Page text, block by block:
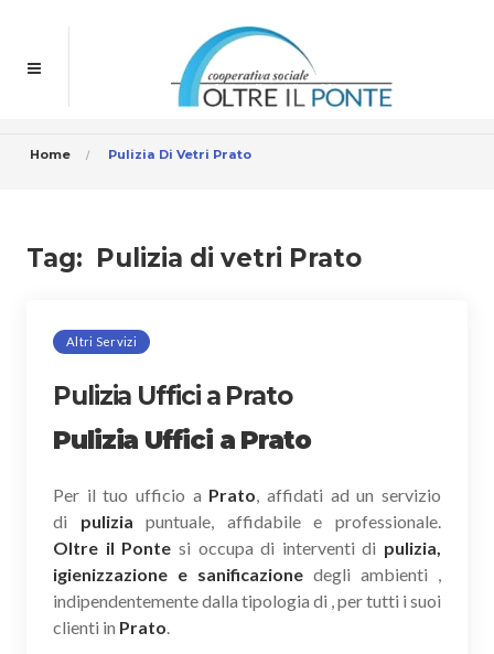
Home Pulizia Di Vetri Prato
Tag: Pulizia di vetri Prato
Altri Servizi
Pulizia Uffici a Prato
Pulizia Uffici a Prato
Per il tuo ufficio a Prato, affidati ad un servizio
di puliziapuntuale, affidabile e professionale.
Oltre il Ponte si occupa di interventi di pulizia,
igienizzazione e sanificazione degli ambienti ,
indipendentemente dalla tipologia di , per tutti i suoi
clienti in Prato.